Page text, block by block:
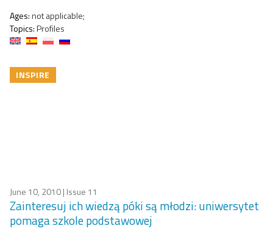
Ages:not applicable;
Topics:Profiles
INSPIRE
June 10, 2010| Issue 11
Zainteresuj ich wiedzą póki są młodzi: uniwersytet
pomaga szkole podstawowej